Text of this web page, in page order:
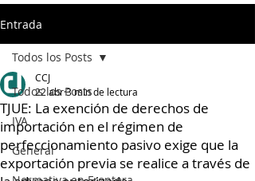
Entrada
Todos los Posts
IVA
General
Todos los Posts
TJUE: La exención de derechos de
importación en el régimen de
perfeccionamiento pasivo exige que la
exportación previa se realice a través de
CCJ
22 abr3 min de lectura